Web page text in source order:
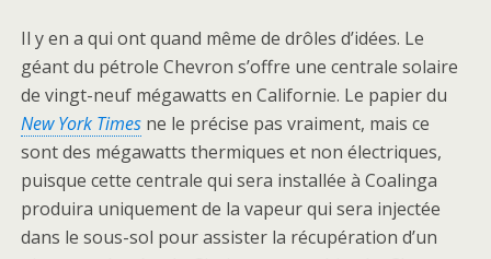
Il y en a qui ont quand même de drôles d’idées. Le
géant du pétrole Chevron s’offre une centrale solaire
de vingt-neuf mégawatts en Californie. Le papier du
New York Times ne le précise pas vraiment, mais ce
sont des mégawatts thermiques et non électriques,
puisque cette centrale qui sera installée à Coalinga
produira uniquement de la vapeur qui sera injectée
dans le sous-sol pour assister la récupération d’un